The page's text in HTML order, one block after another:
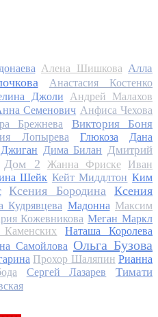
Алена Шишкова Алла
Анастасия Костенко
Джоли
Андрей Малахов
Семенович Анфиса Чехова
Брежнева Виктория Боня
Лопырева Глюкоза
Дана
Джиган Дима Билан Дмитрий
Дом 2 Жанна Фриске
Иван
Шейк Кейт Миддлтон Ким
Ксения Бородина
Ксения
Кудрявцева Мадонна Максим
Кожевникова Меган Маркл
Каменских
Наташа Королева
Самойлова Ольга Бузова
Прохор Шаляпин Рианна
Сергей Лазарев
Тимати